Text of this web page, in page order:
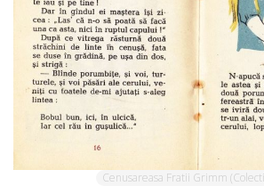
Cenusareasa Fratii Grimm